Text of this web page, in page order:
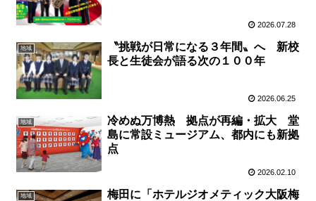
2026.07.28
地域
〝挑戦が日常になる３年間〟へ 新校
長と生徒会が語る次の１００年
2026.06.25
地域
冷めぬ万博熱 拠点が再編・拡大 堂
島に常設ミュージアム、都内にも新拠
点
2026.02.10
地域
梅田に「ホテルジオメティック大阪梅